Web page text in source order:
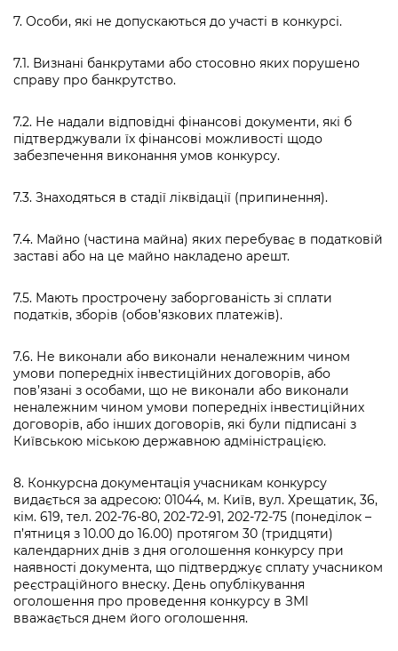
7. Особи, які не допускаються до участі в конкурсі.
7.1. Визнані банкрутами або стосовно яких порушено
справу про банкрутство.
7.2. Не надали відповідні фінансові документи, які б
підтверджували їх фінансові можливості щодо
забезпечення виконання умов конкурсу.
7.3. Знаходяться в стадії ліквідації (припинення).
7.4. Майно (частина майна) яких перебуває в податковій
заставі або на це майно накладено арешт.
7.5. Мають прострочену заборгованість зі сплати
податків, зборів (обов’язкових платежів).
7.6. Не виконали або виконали неналежним чином
умови попередніх інвестиційних договорів, або
пов’язані з особами, що не виконали або виконали
неналежним чином умови попередніх інвестиційних
договорів, або інших договорів, які були підписані з
Київською міською державною адміністрацією.
8. Конкурсна документація учасникам конкурсу
видається за адресою: 01044, м. Київ, вул. Хрещатик, 36,
кім. 619, тел. 202-76-80, 202-72-91, 202-72-75 (понеділок –
п’ятниця з 10.00 до 16.00) протягом 30 (тридцяти)
календарних днів з дня оголошення конкурсу при
наявності документа, що підтверджує сплату учасником
реєстраційного внеску. День опублікування
оголошення про проведення конкурсу в ЗМІ
вважається днем його оголошення.